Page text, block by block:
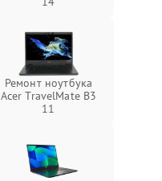
Ремонт ноутбука
Acer TravelMate B3
11